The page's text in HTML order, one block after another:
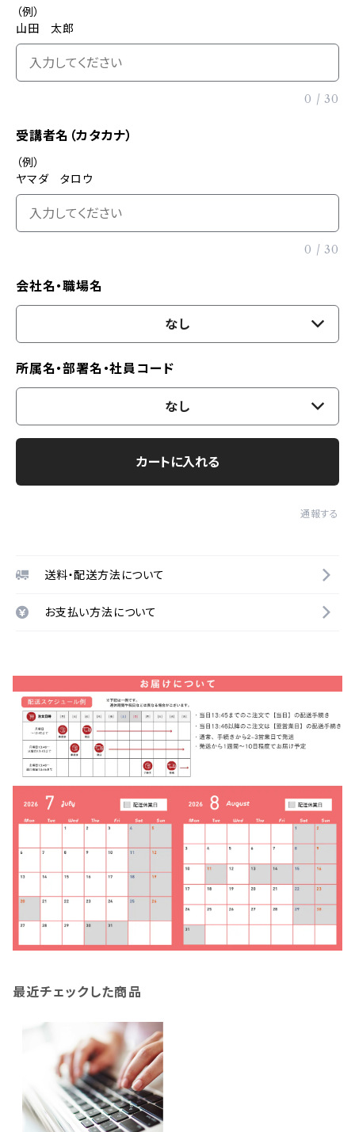
（例）
山田 太郎
0 / 30
受講者名（カタカナ）
（例）
ヤマダ タロウ
0 / 30
会社名・職場名
なし
所属名・部署名・社員コード
なし
カートに入れる
通報する
送料・配送方法について
お支払い方法について
最近チェックした商品